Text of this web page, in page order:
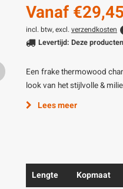
Vanaf€29,45
incl. btw, excl. verzendkosten
Levertijd: Deze
Een frake thermowood
look van het stijlvolle &
Lees meer
Lengte Kopmaat